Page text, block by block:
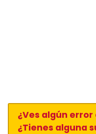
¿Ves algún
¿Tienes alguna